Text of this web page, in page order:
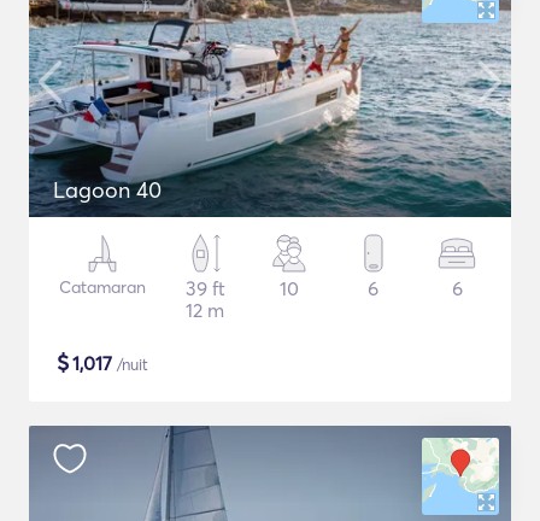
Lagoon 40
Catamaran
39 ft
12 m
10 6 6
$1,017 /nuit